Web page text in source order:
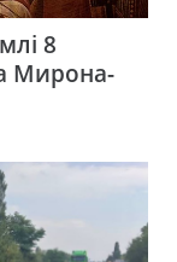
8
Мирона-